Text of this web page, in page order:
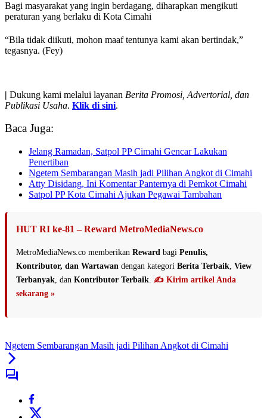
Bagi masyarakat yang ingin berdagang, diharapkan mengikuti
peraturan yang berlaku di Kota Cimahi
“Bila tidak diikuti, mohon maaf tentunya kami akan bertindak,”
tegasnya. (Fey)
| Dukung kami melalui layanan Berita Promosi, Advertorial, dan
Publikasi Usaha. Klik di sini.
Baca Juga:
Jelang Ramadan, Satpol PP Cimahi Gencar Lakukan
Penertiban
Ngetem Sembarangan Masih jadi Pilihan Angkot di Cimahi
Atty Disidang, Ini Komentar Panternya di Pemkot Cimahi
Satpol PP Kota Cimahi Ajukan Pegawai Tambahan
HUT RI ke-81 – Reward MetroMediaNews.co
MetroMediaNews.co memberikan Reward bagi Penulis,
Kontributor, dan Wartawan dengan kategori Berita Terbaik, View
Terbanyak, dan Kontributor Terbaik. ✍️ Kirim artikel Anda
sekarang »
Ngetem Sembarangan Masih jadi Pilihan Angkot di Cimahi